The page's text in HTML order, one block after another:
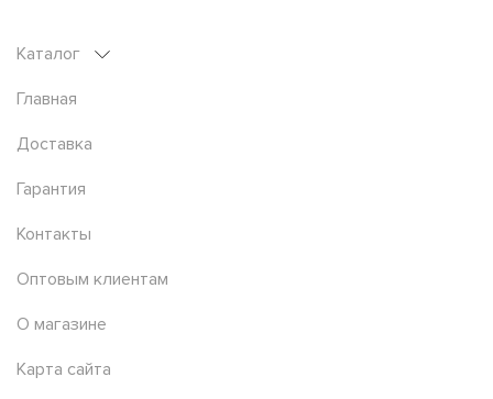
Каталог
Главная
Доставка
Гарантия
Контакты
Оптовым клиентам
О магазине
Карта сайта